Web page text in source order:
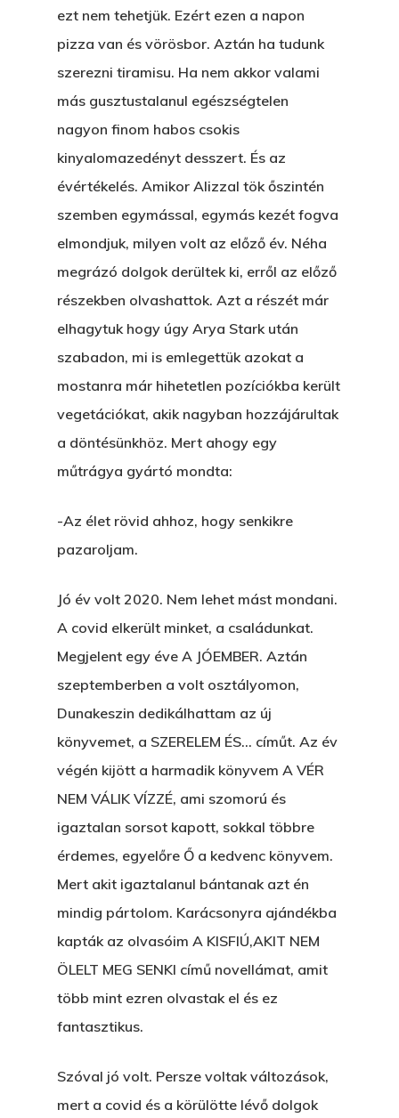
ezt nem tehetjük. Ezért ezen a napon
pizza van és vörösbor. Aztán ha tudunk
szerezni tiramisu. Ha nem akkor valami
más gusztustalanul egészségtelen
nagyon finom habos csokis
kinyalomazedényt desszert. És az
évértékelés. Amikor Alizzal tök őszintén
szemben egymással, egymás kezét fogva
elmondjuk, milyen volt az előző év. Néha
megrázó dolgok derültek ki, erről az előző
részekben olvashattok. Azt a részét már
elhagytuk hogy úgy Arya Stark után
szabadon, mi is emlegettük azokat a
mostanra már hihetetlen pozíciókba került
vegetációkat, akik nagyban hozzájárultak
a döntésünkhöz. Mert ahogy egy
műtrágya gyártó mondta:
-Az élet rövid ahhoz, hogy senkikre
pazaroljam.
Jó év volt 2020. Nem lehet mást mondani.
A covid elkerült minket, a családunkat.
Megjelent egy éve A JÓEMBER. Aztán
szeptemberben a volt osztályomon,
Dunakeszin dedikálhattam az új
könyvemet, a SZERELEM ÉS… címűt. Az év
végén kijött a harmadik könyvem A VÉR
NEM VÁLIK VÍZZÉ, ami szomorú és
igaztalan sorsot kapott, sokkal többre
érdemes, egyelőre Ő a kedvenc könyvem.
Mert akit igaztalanul bántanak azt én
mindig pártolom. Karácsonyra ajándékba
kapták az olvasóim A KISFIÚ,AKIT NEM
ÖLELT MEG SENKI című novellámat, amit
több mint ezren olvastak el és ez
fantasztikus.
Szóval jó volt. Persze voltak változások,
mert a covid és a körülötte lévő dolgok
Főoldal
Bolt
Könyveim
Novellák
Blog